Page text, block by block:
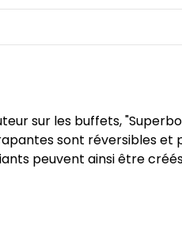
sur les buffets,
sont réversibles
peuvent ainsi être